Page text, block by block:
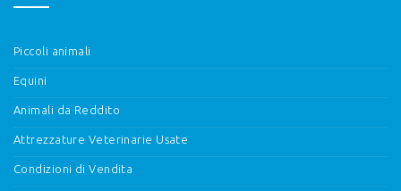
Piccoli animali
Equini
Animali da Reddito
Attrezzature Veterinarie Usate
Condizioni di Vendita